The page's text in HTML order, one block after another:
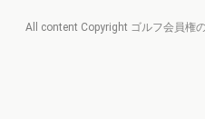
All content Copyright ゴルフ会員権